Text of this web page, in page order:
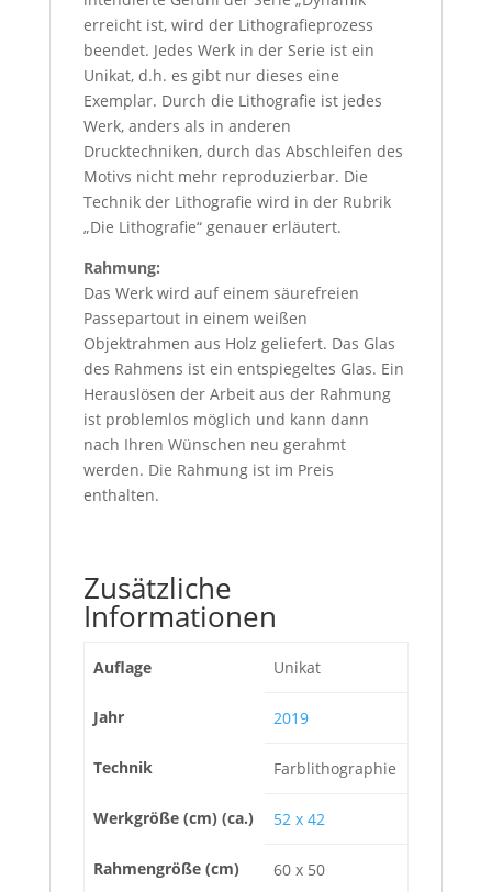
erreicht ist, wird der Lithografieprozess
beendet. Jedes Werk in der Serie ist ein
Unikat, d.h. es gibt nur dieses eine
Exemplar. Durch die Lithografie ist jedes
Werk, anders als in anderen
Drucktechniken, durch das Abschleifen des
Motivs nicht mehr reproduzierbar. Die
Technik der Lithografie wird in der Rubrik
„Die Lithografie“ genauer erläutert.
Rahmung:
Das Werk wird auf einem säurefreien
Passepartout in einem weißen
Objektrahmen aus Holz geliefert. Das Glas
des Rahmens ist ein entspiegeltes Glas. Ein
Herauslösen der Arbeit aus der Rahmung
ist problemlos möglich und kann dann
nach Ihren Wünschen neu gerahmt
werden. Die Rahmung ist im Preis
enthalten.
Zusätzliche
Informationen
Auflage Unikat
Jahr 2019
Technik Farblithographie
Werkgröße (cm) (ca.) 52 x 42
Rahmengröße (cm) 60 x 50